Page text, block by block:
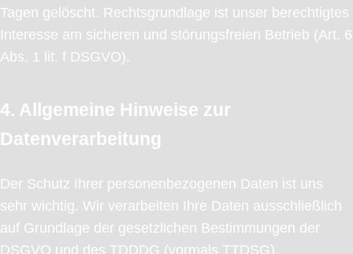
Tagen gelöscht. Rechtsgrundlage ist unser berechtigtes
Interesse am sicheren und störungsfreien Betrieb (Art. 6
Abs. 1 lit. f DSGVO).
4. Allgemeine Hinweise zur
Datenverarbeitung
Der Schutz Ihrer personenbezogenen Daten ist uns
sehr wichtig. Wir verarbeiten Ihre Daten ausschließlich
auf Grundlage der gesetzlichen Bestimmungen der
DSGVO und des TDDDG (vormals TTDSG).